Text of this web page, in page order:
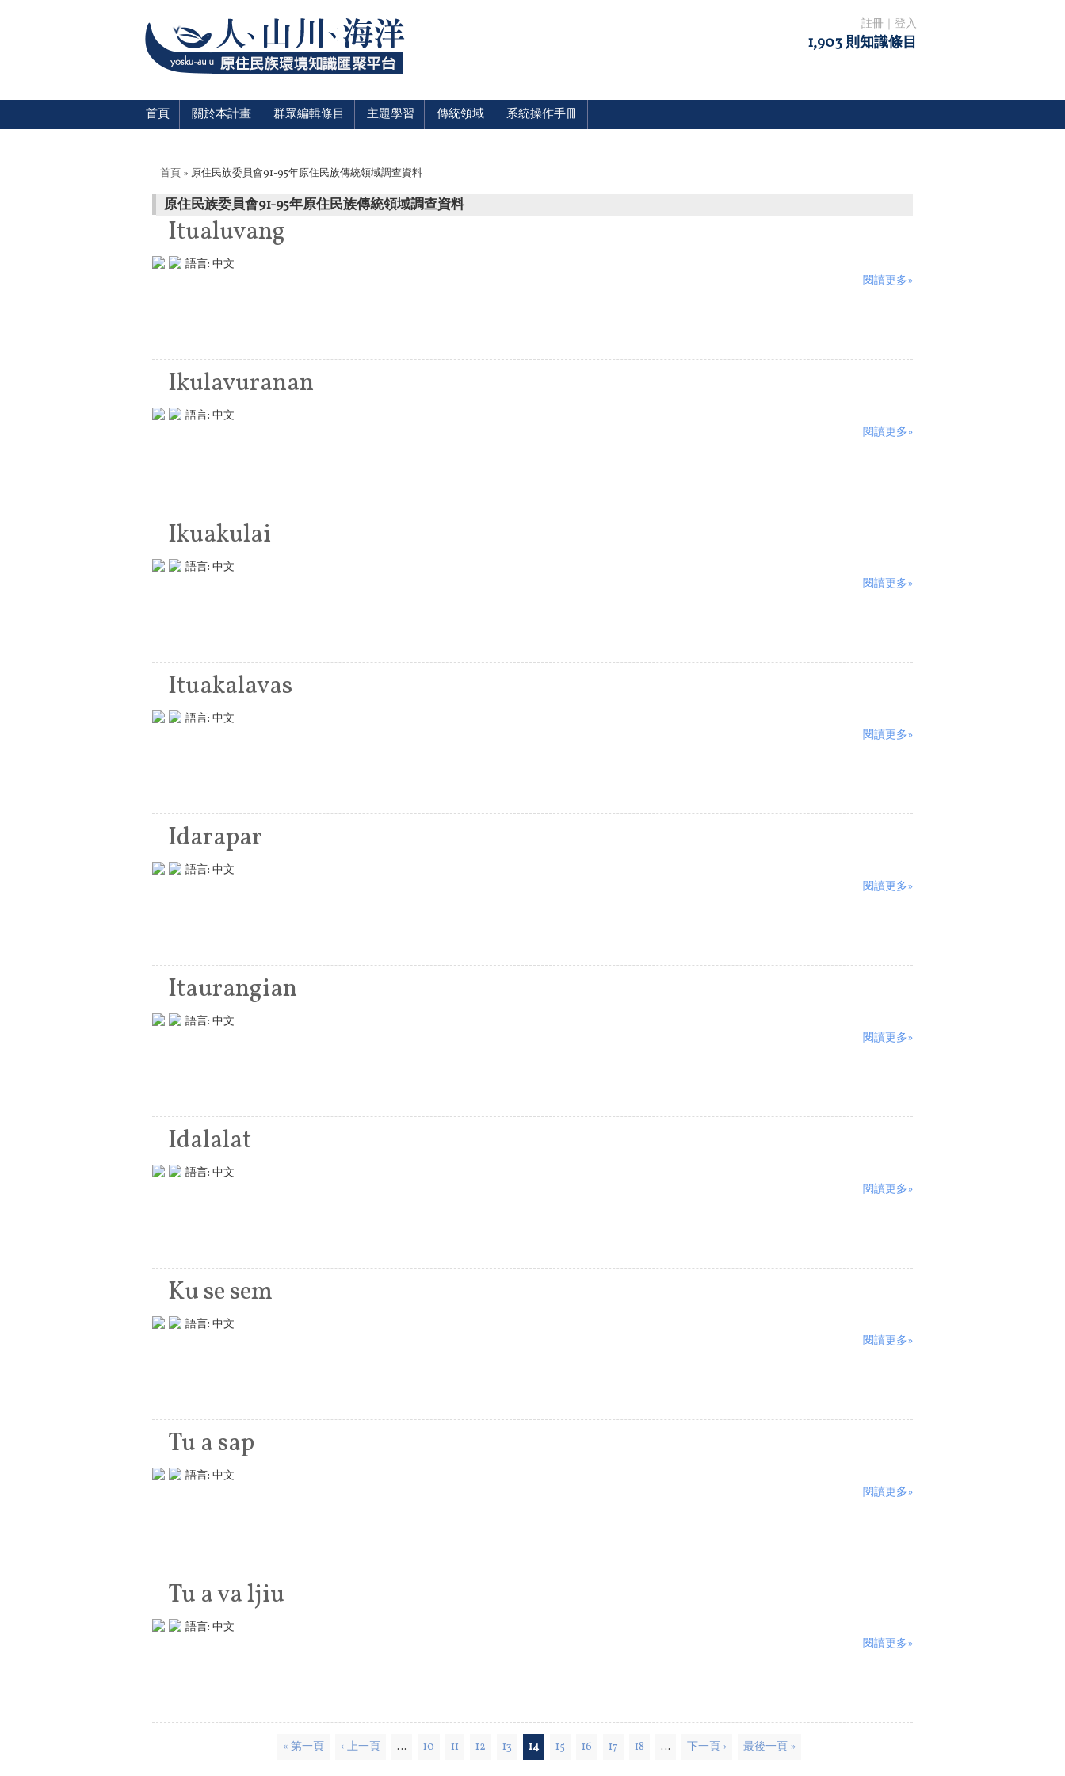
註冊 登入
1,903 則知識條目
首頁 關於本計畫 群眾編輯條目 主題學習 傳統領域 系統操作手冊
您在這裡
首頁 » 原住民族委員會91-95年原住民族傳統領域調查資料
原住民族委員會91-95年原住民族傳統領域調查資料
Itualuvang
語言: 中文
閱讀更多»
Ikulavuranan
語言: 中文
閱讀更多»
Ikuakulai
語言: 中文
閱讀更多»
Ituakalavas
語言: 中文
閱讀更多»
Idarapar
語言: 中文
閱讀更多»
Itaurangian
語言: 中文
閱讀更多»
Idalalat
語言: 中文
閱讀更多»
Ku se sem
語言: 中文
閱讀更多»
Tu a sap
語言: 中文
閱讀更多»
Tu a va ljiu
語言: 中文
閱讀更多»
« 第一頁 ‹ 上一頁 … 10 11 12 13 14 15 16 17 18 … 下一頁 › 最後一頁 »